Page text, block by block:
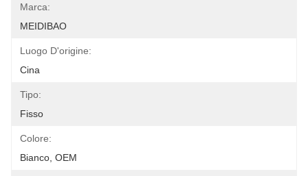
Marca:
MEIDIBAO
Luogo D'origine:
Cina
Tipo:
Fisso
Colore:
Bianco, OEM